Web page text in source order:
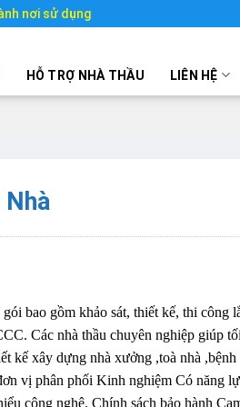
nơi sử dụng
HỖ TRỢ NHÀ THẦU LIÊN HỆ
Nhà
bao gồm khảo sát, thiết kế, thi công
Các nhà thầu chuyên nghiệp giúp
kế xây dựng nhà xưởng ,toà nhà ,bệnh
vị phân phối Kinh nghiệm Có năng
công nghệ. Chính sách bảo hành